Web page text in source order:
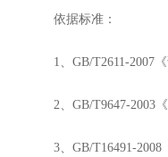
依据标准：
1、GB/T2611-2007《
2、GB/T9647-2003《
3、GB/T16491-2008